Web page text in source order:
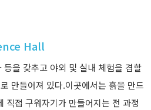
Hall
을 갖추고 야외 및 실내 체험을 겸할
만들어져 있다.이곳에서는 흙을 만드
직접 구워자기가 만들어지는 전 과정